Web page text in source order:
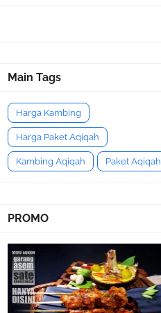
Main Tags
Harga Kambing
Harga Paket Aqiqah
Kambing Aqiqah Paket Aqiqah
PROMO